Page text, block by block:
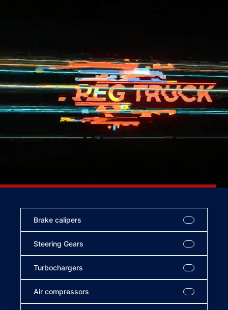
Brake calipers
Steering Gears
Turbochargers
Air compressors